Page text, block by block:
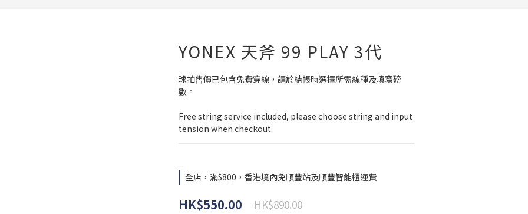
YONEX 天斧 99 PLAY 3代
球拍售價已包含免費穿線，請於結帳時選擇所需線種及填寫磅
數。
Free string service included, please choose string and input
tension when checkout.
全店，滿$800，香港境內免順豐站及順豐智能櫃運費
HK$550.00 HK$890.00